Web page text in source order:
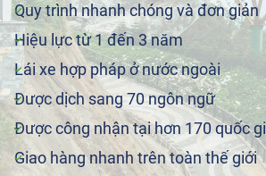
Quy trình nhanh chóng và đơn giản
Hiệu lực từ 1 đến 3 năm
Lái xe hợp pháp ở nước ngoài
Được dịch sang 70 ngôn ngữ
Được công nhận tại hơn 170 quốc
Giao hàng nhanh trên toàn thế giới